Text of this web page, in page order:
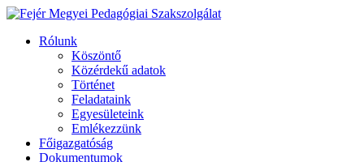
Rólunk
Köszöntő
Közérdekű adatok
Történet
Feladataink
Egyesületeink
Emlékezzünk
Főigazgatóság
Dokumentumok